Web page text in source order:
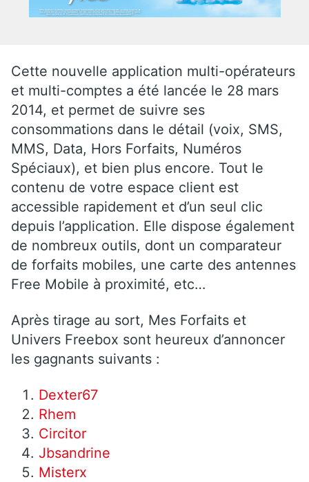
Cette nouvelle application multi-opérateurs
et multi-comptes a été lancée le 28 mars
2014, et permet de suivre ses
consommations dans le détail (voix, SMS,
MMS, Data, Hors Forfaits, Numéros
Spéciaux), et bien plus encore. Tout le
contenu de votre espace client est
accessible rapidement et d’un seul clic
depuis l’application. Elle dispose également
de nombreux outils, dont un comparateur
de forfaits mobiles, une carte des antennes
Free Mobile à proximité, etc…
Après tirage au sort, Mes Forfaits et
Univers Freebox sont heureux d’annoncer
les gagnants suivants :
Dexter67
Rhem
Circitor
Jbsandrine
Misterx